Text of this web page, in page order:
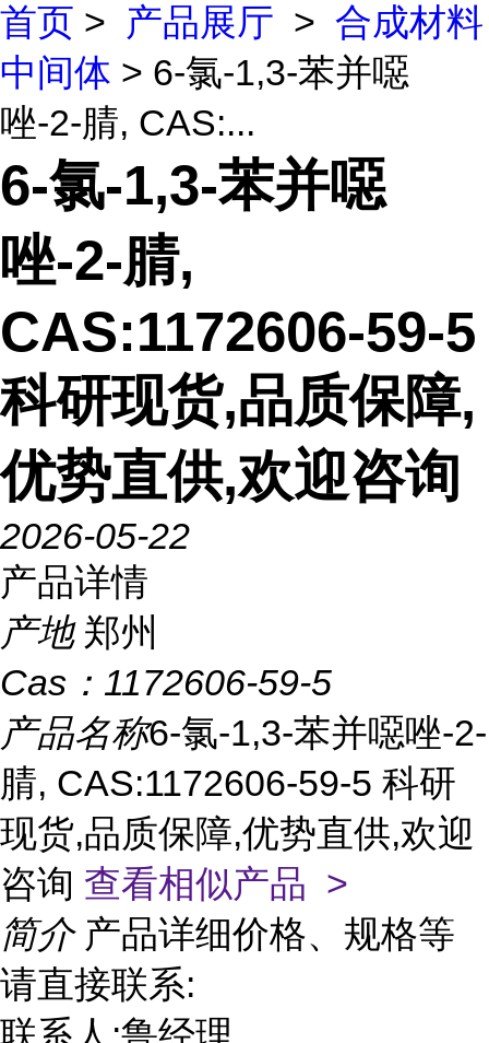
首页 > 产品展厅 > 合成材料
中间体 > 6-氯-1,3-苯并噁
唑-2-腈, CAS:...
6-氯-1,3-苯并噁
唑-2-腈,
CAS:1172606-59-5
科研现货,品质保障,
优势直供,欢迎咨询
2026-05-22
产品详情
产地 郑州
Cas： 1172606-59-5
产品名称6-氯-1,3-苯并噁唑-2-
腈, CAS:1172606-59-5 科研
现货,品质保障,优势直供,欢迎
咨询 查看相似产品 >
简介 产品详细价格、规格等
请直接联系:
联系人:鲁经理